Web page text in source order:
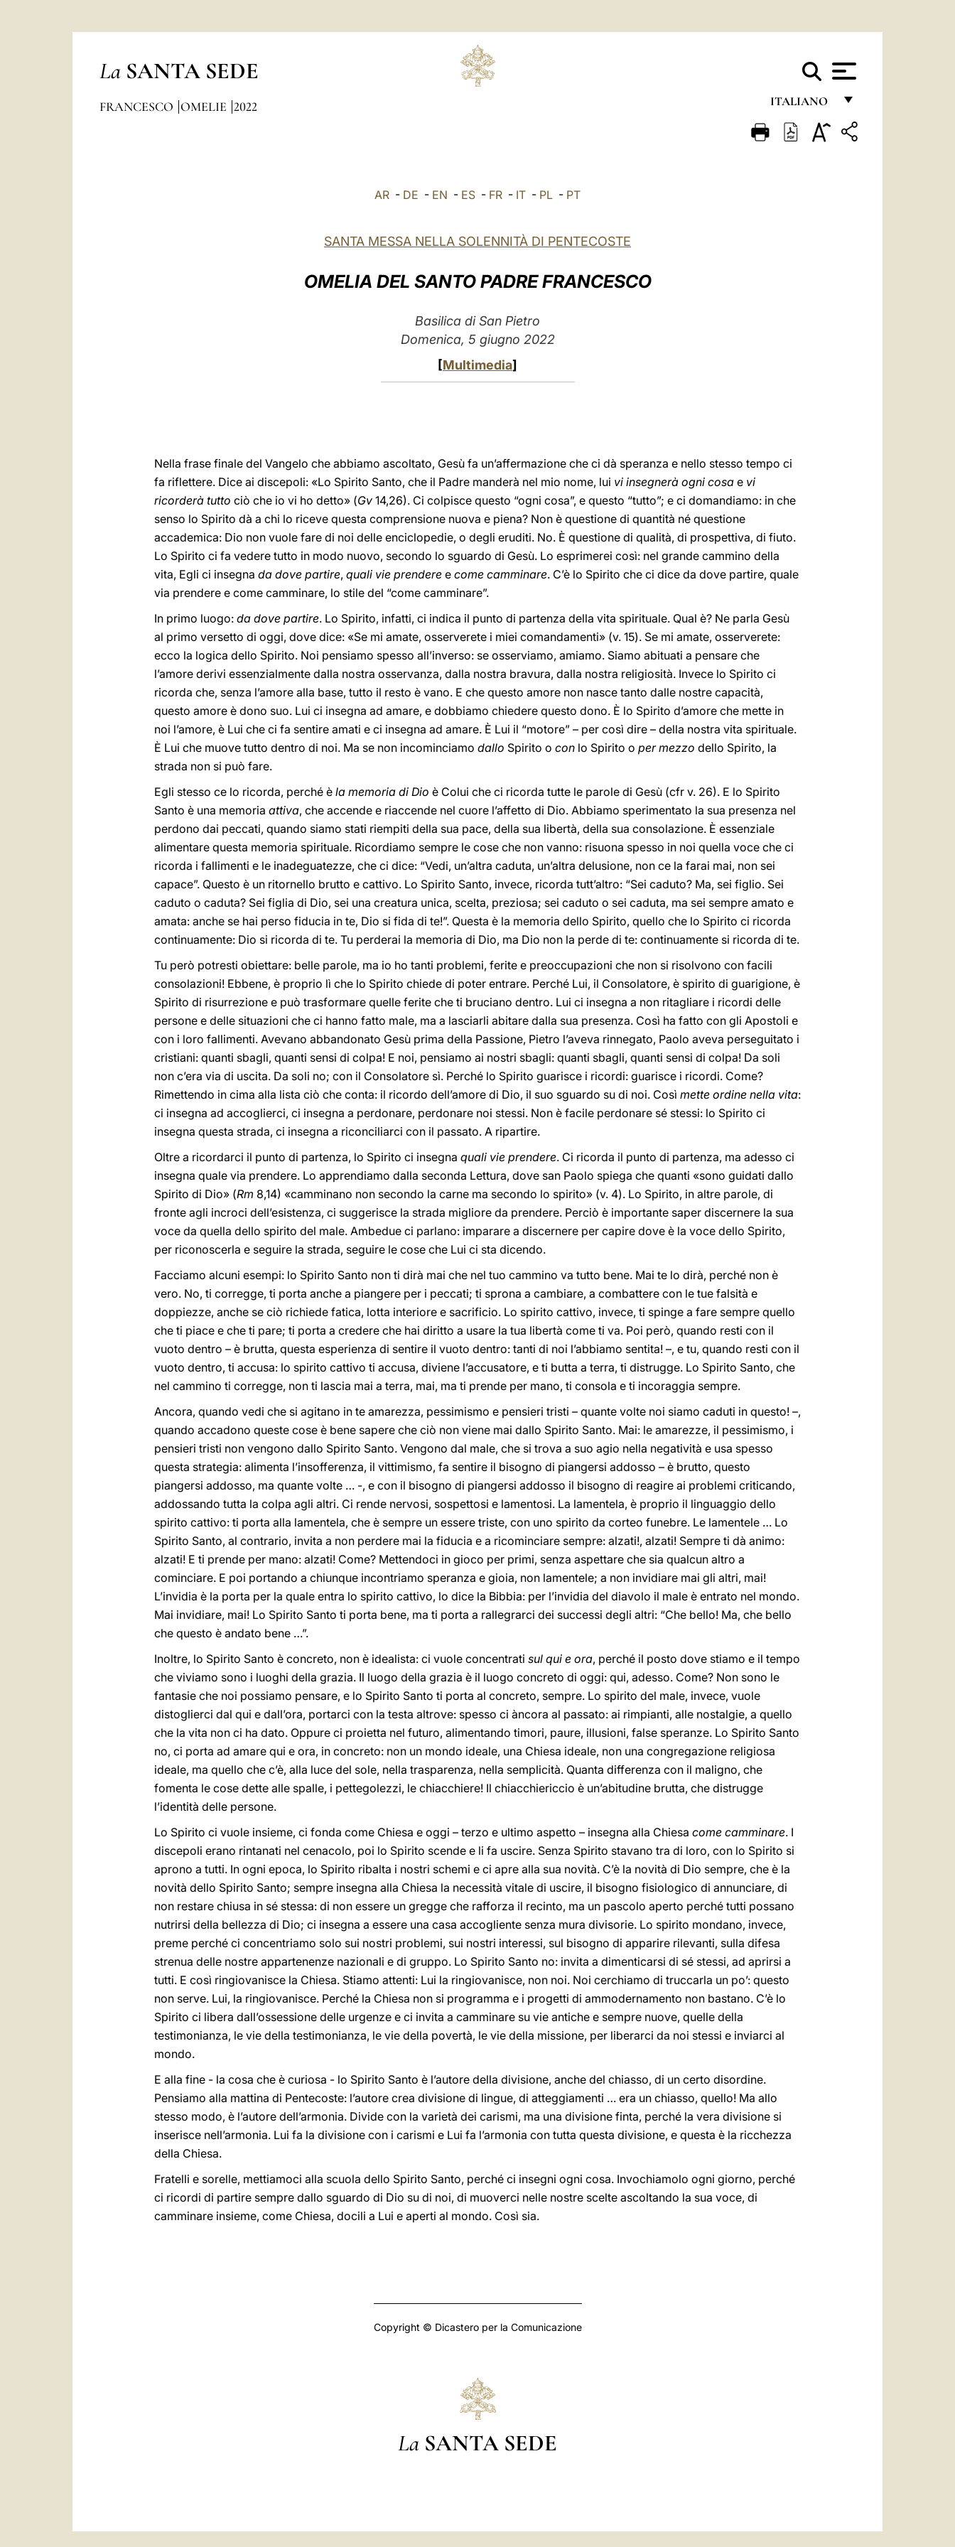
La SANTA SEDE
ITALIANO
FRANÇAIS
FRANCESCO OMELIE 2022
AR - DE - EN - ES - FR - IT - PL - PT
SANTA MESSA NELLA SOLENNITÀ DI PENTECOSTE
OMELIA DEL SANTO PADRE FRANCESCO
Basilica di San Pietro
Domenica, 5 giugno 2022
[Multimedia]
Nella frase finale del Vangelo che abbiamo ascoltato, Gesù fa un’affermazione che ci dà speranza e nello stesso tempo ci
fa riflettere. Dice ai discepoli: «Lo Spirito Santo, che il Padre manderà nel mio nome, lui vi insegnerà ogni cosa e vi
ricorderà tutto ciò che io vi ho detto» (Gv 14,26). Ci colpisce questo “ogni cosa”, e questo “tutto”; e ci domandiamo: in che
senso lo Spirito dà a chi lo riceve questa comprensione nuova e piena? Non è questione di quantità né questione
accademica: Dio non vuole fare di noi delle enciclopedie, o degli eruditi. No. È questione di qualità, di prospettiva, di fiuto.
Lo Spirito ci fa vedere tutto in modo nuovo, secondo lo sguardo di Gesù. Lo esprimerei così: nel grande cammino della
vita, Egli ci insegna da dove partire, quali vie prendere e come camminare. C’è lo Spirito che ci dice da dove partire, quale
via prendere e come camminare, lo stile del “come camminare”.
In primo luogo: da dove partire. Lo Spirito, infatti, ci indica il punto di partenza della vita spirituale. Qual è? Ne parla Gesù
al primo versetto di oggi, dove dice: «Se mi amate, osserverete i miei comandamenti» (v. 15). Se mi amate, osserverete:
ecco la logica dello Spirito. Noi pensiamo spesso all’inverso: se osserviamo, amiamo. Siamo abituati a pensare che
l’amore derivi essenzialmente dalla nostra osservanza, dalla nostra bravura, dalla nostra religiosità. Invece lo Spirito ci
ricorda che, senza l’amore alla base, tutto il resto è vano. E che questo amore non nasce tanto dalle nostre capacità,
questo amore è dono suo. Lui ci insegna ad amare, e dobbiamo chiedere questo dono. È lo Spirito d’amore che mette in
noi l’amore, è Lui che ci fa sentire amati e ci insegna ad amare. È Lui il “motore” – per così dire – della nostra vita spirituale.
È Lui che muove tutto dentro di noi. Ma se non incominciamo dallo Spirito o con lo Spirito o per mezzo dello Spirito, la
strada non si può fare.
Egli stesso ce lo ricorda, perché è la memoria di Dio è Colui che ci ricorda tutte le parole di Gesù (cfr v. 26). E lo Spirito
Santo è una memoria attiva, che accende e riaccende nel cuore l’affetto di Dio. Abbiamo sperimentato la sua presenza nel
perdono dai peccati, quando siamo stati riempiti della sua pace, della sua libertà, della sua consolazione. È essenziale
alimentare questa memoria spirituale. Ricordiamo sempre le cose che non vanno: risuona spesso in noi quella voce che ci
ricorda i fallimenti e le inadeguatezze, che ci dice: “Vedi, un’altra caduta, un’altra delusione, non ce la farai mai, non sei
capace”. Questo è un ritornello brutto e cattivo. Lo Spirito Santo, invece, ricorda tutt’altro: “Sei caduto? Ma, sei figlio. Sei
caduto o caduta? Sei figlia di Dio, sei una creatura unica, scelta, preziosa; sei caduto o sei caduta, ma sei sempre amato e
amata: anche se hai perso fiducia in te, Dio si fida di te!”. Questa è la memoria dello Spirito, quello che lo Spirito ci ricorda
continuamente: Dio si ricorda di te. Tu perderai la memoria di Dio, ma Dio non la perde di te: continuamente si ricorda di te.
Tu però potresti obiettare: belle parole, ma io ho tanti problemi, ferite e preoccupazioni che non si risolvono con facili
consolazioni! Ebbene, è proprio lì che lo Spirito chiede di poter entrare. Perché Lui, il Consolatore, è spirito di guarigione, è
Spirito di risurrezione e può trasformare quelle ferite che ti bruciano dentro. Lui ci insegna a non ritagliare i ricordi delle
persone e delle situazioni che ci hanno fatto male, ma a lasciarli abitare dalla sua presenza. Così ha fatto con gli Apostoli e
con i loro fallimenti. Avevano abbandonato Gesù prima della Passione, Pietro l’aveva rinnegato, Paolo aveva perseguitato i
cristiani: quanti sbagli, quanti sensi di colpa! E noi, pensiamo ai nostri sbagli: quanti sbagli, quanti sensi di colpa! Da soli
non c’era via di uscita. Da soli no; con il Consolatore sì. Perché lo Spirito guarisce i ricordi: guarisce i ricordi. Come?
Rimettendo in cima alla lista ciò che conta: il ricordo dell’amore di Dio, il suo sguardo su di noi. Così mette ordine nella vita:
ci insegna ad accoglierci, ci insegna a perdonare, perdonare noi stessi. Non è facile perdonare sé stessi: lo Spirito ci
insegna questa strada, ci insegna a riconciliarci con il passato. A ripartire.
Oltre a ricordarci il punto di partenza, lo Spirito ci insegna quali vie prendere. Ci ricorda il punto di partenza, ma adesso ci
insegna quale via prendere. Lo apprendiamo dalla seconda Lettura, dove san Paolo spiega che quanti «sono guidati dallo
Spirito di Dio» (Rm 8,14) «camminano non secondo la carne ma secondo lo spirito» (v. 4). Lo Spirito, in altre parole, di
fronte agli incroci dell’esistenza, ci suggerisce la strada migliore da prendere. Perciò è importante saper discernere la sua
voce da quella dello spirito del male. Ambedue ci parlano: imparare a discernere per capire dove è la voce dello Spirito,
per riconoscerla e seguire la strada, seguire le cose che Lui ci sta dicendo.
Facciamo alcuni esempi: lo Spirito Santo non ti dirà mai che nel tuo cammino va tutto bene. Mai te lo dirà, perché non è
vero. No, ti corregge, ti porta anche a piangere per i peccati; ti sprona a cambiare, a combattere con le tue falsità e
doppiezze, anche se ciò richiede fatica, lotta interiore e sacrificio. Lo spirito cattivo, invece, ti spinge a fare sempre quello
che ti piace e che ti pare; ti porta a credere che hai diritto a usare la tua libertà come ti va. Poi però, quando resti con il
vuoto dentro – è brutta, questa esperienza di sentire il vuoto dentro: tanti di noi l’abbiamo sentita! –, e tu, quando resti con il
vuoto dentro, ti accusa: lo spirito cattivo ti accusa, diviene l’accusatore, e ti butta a terra, ti distrugge. Lo Spirito Santo, che
nel cammino ti corregge, non ti lascia mai a terra, mai, ma ti prende per mano, ti consola e ti incoraggia sempre.
Ancora, quando vedi che si agitano in te amarezza, pessimismo e pensieri tristi – quante volte noi siamo caduti in questo! –,
quando accadono queste cose è bene sapere che ciò non viene mai dallo Spirito Santo. Mai: le amarezze, il pessimismo, i
pensieri tristi non vengono dallo Spirito Santo. Vengono dal male, che si trova a suo agio nella negatività e usa spesso
questa strategia: alimenta l’insofferenza, il vittimismo, fa sentire il bisogno di piangersi addosso – è brutto, questo
piangersi addosso, ma quante volte … -, e con il bisogno di piangersi addosso il bisogno di reagire ai problemi criticando,
addossando tutta la colpa agli altri. Ci rende nervosi, sospettosi e lamentosi. La lamentela, è proprio il linguaggio dello
spirito cattivo: ti porta alla lamentela, che è sempre un essere triste, con uno spirito da corteo funebre. Le lamentele … Lo
Spirito Santo, al contrario, invita a non perdere mai la fiducia e a ricominciare sempre: alzati!, alzati! Sempre ti dà animo:
alzati! E ti prende per mano: alzati! Come? Mettendoci in gioco per primi, senza aspettare che sia qualcun altro a
cominciare. E poi portando a chiunque incontriamo speranza e gioia, non lamentele; a non invidiare mai gli altri, mai!
L’invidia è la porta per la quale entra lo spirito cattivo, lo dice la Bibbia: per l’invidia del diavolo il male è entrato nel mondo.
Mai invidiare, mai! Lo Spirito Santo ti porta bene, ma ti porta a rallegrarci dei successi degli altri: “Che bello! Ma, che bello
che questo è andato bene …”.
Inoltre, lo Spirito Santo è concreto, non è idealista: ci vuole concentrati sul qui e ora, perché il posto dove stiamo e il tempo
che viviamo sono i luoghi della grazia. Il luogo della grazia è il luogo concreto di oggi: qui, adesso. Come? Non sono le
fantasie che noi possiamo pensare, e lo Spirito Santo ti porta al concreto, sempre. Lo spirito del male, invece, vuole
distoglierci dal qui e dall’ora, portarci con la testa altrove: spesso ci àncora al passato: ai rimpianti, alle nostalgie, a quello
che la vita non ci ha dato. Oppure ci proietta nel futuro, alimentando timori, paure, illusioni, false speranze. Lo Spirito Santo
no, ci porta ad amare qui e ora, in concreto: non un mondo ideale, una Chiesa ideale, non una congregazione religiosa
ideale, ma quello che c’è, alla luce del sole, nella trasparenza, nella semplicità. Quanta differenza con il maligno, che
fomenta le cose dette alle spalle, i pettegolezzi, le chiacchiere! Il chiacchiericcio è un’abitudine brutta, che distrugge
l’identità delle persone.
Lo Spirito ci vuole insieme, ci fonda come Chiesa e oggi – terzo e ultimo aspetto – insegna alla Chiesa come camminare. I
discepoli erano rintanati nel cenacolo, poi lo Spirito scende e li fa uscire. Senza Spirito stavano tra di loro, con lo Spirito si
aprono a tutti. In ogni epoca, lo Spirito ribalta i nostri schemi e ci apre alla sua novità. C’è la novità di Dio sempre, che è la
novità dello Spirito Santo; sempre insegna alla Chiesa la necessità vitale di uscire, il bisogno fisiologico di annunciare, di
non restare chiusa in sé stessa: di non essere un gregge che rafforza il recinto, ma un pascolo aperto perché tutti possano
nutrirsi della bellezza di Dio; ci insegna a essere una casa accogliente senza mura divisorie. Lo spirito mondano, invece,
preme perché ci concentriamo solo sui nostri problemi, sui nostri interessi, sul bisogno di apparire rilevanti, sulla difesa
strenua delle nostre appartenenze nazionali e di gruppo. Lo Spirito Santo no: invita a dimenticarsi di sé stessi, ad aprirsi a
tutti. E così ringiovanisce la Chiesa. Stiamo attenti: Lui la ringiovanisce, non noi. Noi cerchiamo di truccarla un po’: questo
non serve. Lui, la ringiovanisce. Perché la Chiesa non si programma e i progetti di ammodernamento non bastano. C’è lo
Spirito ci libera dall’ossessione delle urgenze e ci invita a camminare su vie antiche e sempre nuove, quelle della
testimonianza, le vie della testimonianza, le vie della povertà, le vie della missione, per liberarci da noi stessi e inviarci al
mondo.
E alla fine - la cosa che è curiosa - lo Spirito Santo è l’autore della divisione, anche del chiasso, di un certo disordine.
Pensiamo alla mattina di Pentecoste: l’autore crea divisione di lingue, di atteggiamenti … era un chiasso, quello! Ma allo
stesso modo, è l’autore dell’armonia. Divide con la varietà dei carismi, ma una divisione finta, perché la vera divisione si
inserisce nell’armonia. Lui fa la divisione con i carismi e Lui fa l’armonia con tutta questa divisione, e questa è la ricchezza
della Chiesa.
Fratelli e sorelle, mettiamoci alla scuola dello Spirito Santo, perché ci insegni ogni cosa. Invochiamolo ogni giorno, perché
ci ricordi di partire sempre dallo sguardo di Dio su di noi, di muoverci nelle nostre scelte ascoltando la sua voce, di
camminare insieme, come Chiesa, docili a Lui e aperti al mondo. Così sia.
Copyright © Dicastero per la Comunicazione
La SANTA SEDE